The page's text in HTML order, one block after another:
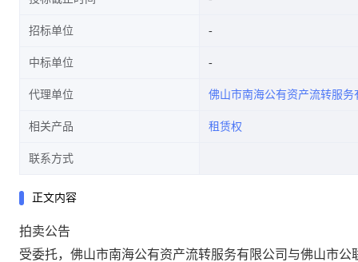
招标单位
中标单位
代理单位 佛山市南海公有资产流转服务
相关产品 租赁权
联系方式
正文内容
拍卖公告
受委托， 佛山市南海公有资产流转服务有限公司与佛山市公